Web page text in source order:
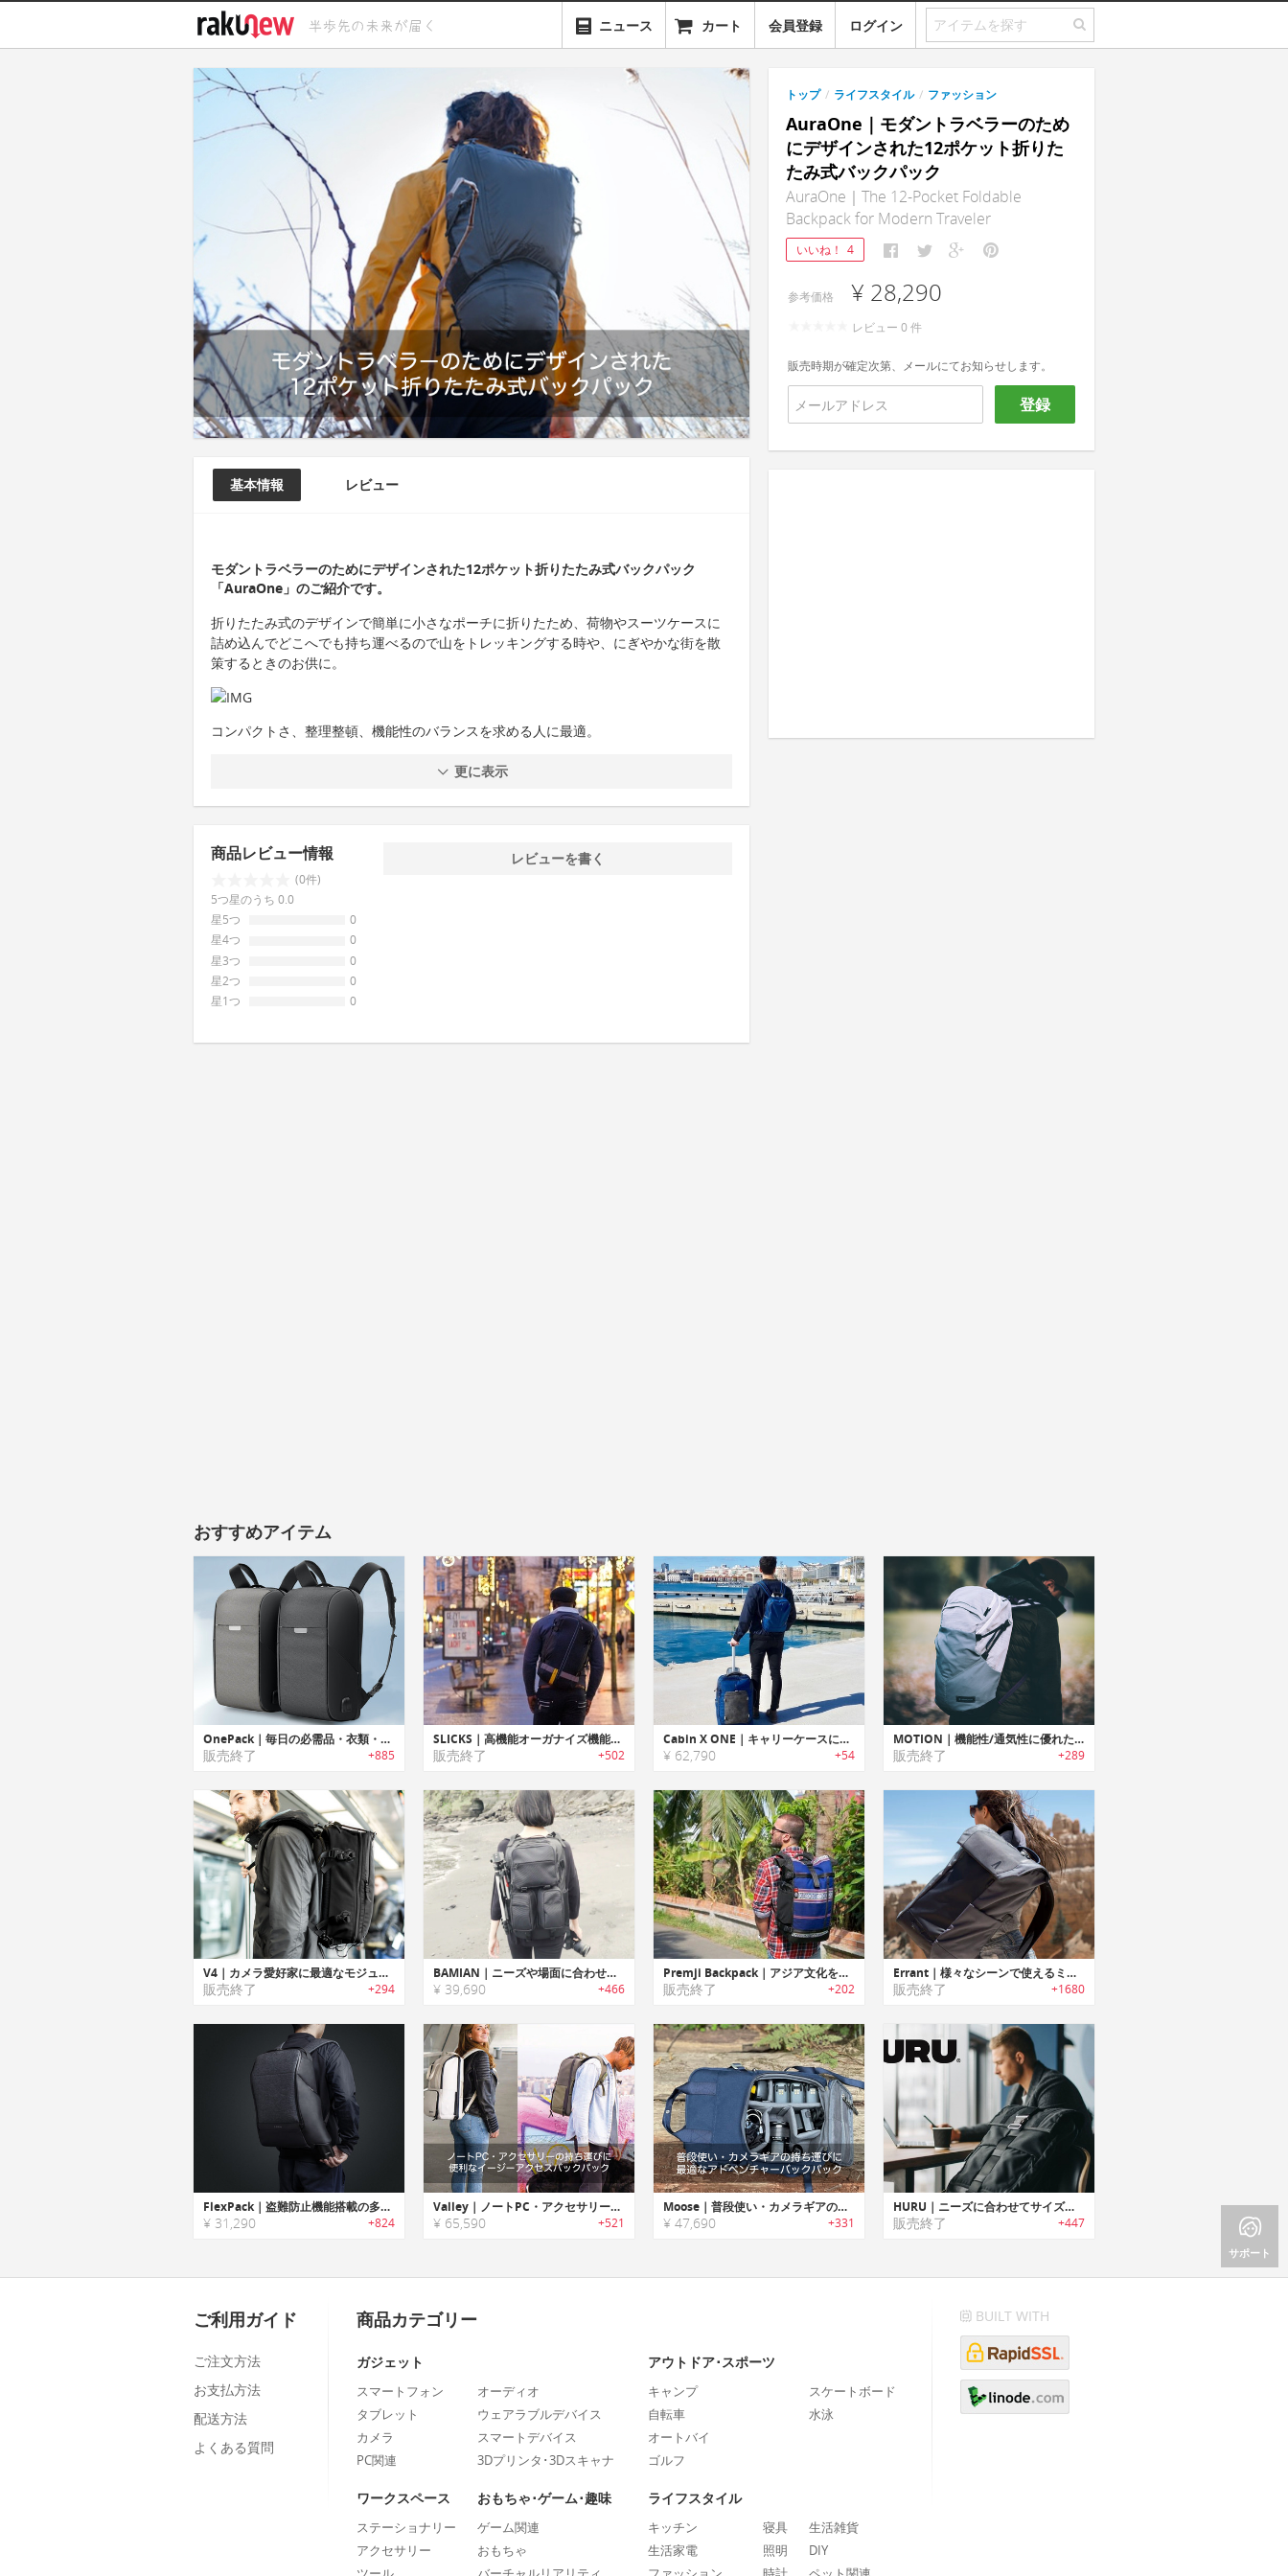
ニュース カート 会員登録 ログイン
基本情報 レビュー
モダントラベラーのためにデザインされた12ポケット折りたたみ式バックパック
「AuraOne」のご紹介です。
折りたたみ式のデザインで簡単に小さなポーチに折りたため、荷物やスーツケースに
詰め込んでどこへでも持ち運べるので山をトレッキングする時や、にぎやかな街を散
策するときのお供に。
コンパクトさ、整理整頓、機能性のバランスを求める人に最適。
更に表示
商品レビュー情報
(0件)
5つ星のうち 0.0
星5つ
0
星4つ
0
星3つ
0
星2つ
0
星1つ
0
レビューを書く
トップ / ライフスタイル / ファッション
AuraOne｜モダントラベラーのため
にデザインされた12ポケット折りた
たみ式バックパック
AuraOne｜The 12-Pocket Foldable
Backpack for Modern Traveler
いいね！ 4
参考価格 ¥ 28,290
レビュー 0 件
販売時期が確定次第、メールにてお知らせします。
登録
おすすめアイテム
OnePack｜毎日の必需品・衣類・モバイルデバイスのキャリーに便利な19の機能ポケット付きバックパック「ワンパック」
販売終了 +885
SLICKS｜高機能オーガナイズ機能搭載3WAYトラベルバックパック「スリックス」
販売終了 +502
Cabin X ONE｜キャリーケースに早変わりするハイブリッドバックパック「キャビンエックスワン」
¥ 62,790 +54
MOTION｜機能性/通気性に優れたデザインバックパック「モーション」
販売終了 +289
V4｜カメラ愛好家に最適なモジュラー式オーガナイザーを搭載したアドベンチャートラベルバックパック「ブイフォー」
販売終了 +294
BAMIAN｜ニーズや場面に合わせた調整が可能なMolleシステムバックパック「バミアン」
¥ 39,690 +466
Premji Backpack｜アジア文化を伝承する生地を使ったエスニックバックパック「プレムジ」
販売終了 +202
Errant｜様々なシーンで使えるミニマルデザインEDCバックパック「エラン」
販売終了 +1680
FlexPack｜盗難防止機能搭載の多機能ダッフル/バックパック「フレックスパック」シリーズ
¥ 31,290 +824
Valley｜ノートPC・アクセサリーの持ち運びに便利なイージーアクセスバックパック「バレー」
¥ 65,590 +521
Moose｜普段使い・カメラギアの持ち運びに最適なアドベンチャーバックパック「ムース」
¥ 47,690 +331
HURU｜ニーズに合わせてサイズ変更可能なタフユースバックパック「フル」
販売終了 +447
サポート
ご利用ガイド
ご注文方法
お支払方法
配送方法
よくある質問
商品カテゴリー
ガジェット
スマートフォン
タブレット
カメラ
PC関連
オーディオ
ウェアラブルデバイス
スマートデバイス
3Dプリンタ･3Dスキャナ
アウトドア･スポーツ
キャンプ
自転車
オートバイ
ゴルフ
スケートボード
水泳
ワークスペース
ステーショナリー
アクセサリー
おもちゃ･ゲーム･趣味
ゲーム関連
おもちゃ
ライフスタイル
キッチン
生活家電
寝具
照明
生活雑貨
DIY
BUILT WITH